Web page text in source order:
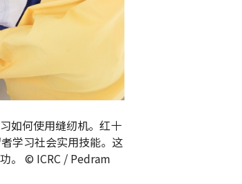
如何使用缝纫机。红十
学习社会实用技能。这
。 © ICRC / Pedram